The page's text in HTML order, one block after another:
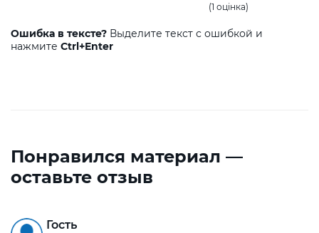
(1 оцінка)
Ошибка в тексте? Выделите текст с ошибкой и
нажмите Ctrl+Enter
Понравился материал —
оставьте отзыв
Гость